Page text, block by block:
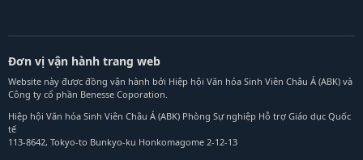
Đơn vị vận hành trang web
Website này được đồng vận hành bởi Hiệp hội Văn hóa Sinh Viên Châu Á (ABK) và
Công ty cổ phần Benesse Coporation.
Hiệp hội Văn hóa Sinh Viên Châu Á (ABK) Phòng Sự nghiệp Hỗ trợ Giáo dục Quốc
tế
113-8642, Tokyo-to Bunkyo-ku Honkomagome 2-12-13